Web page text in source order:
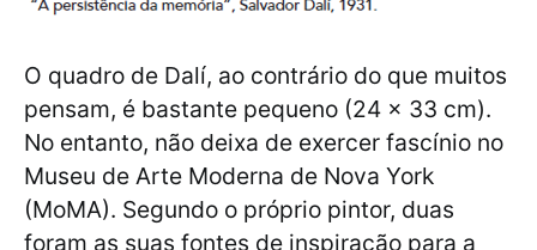
O quadro de Dalí, ao contrário do que muitos
pensam, é bastante pequeno (24 x 33 cm).
No entanto, não deixa de exercer fascínio no
Museu de Arte Moderna de Nova York
(MoMA). Segundo o próprio pintor, duas
foram as suas fontes de inspiração para a